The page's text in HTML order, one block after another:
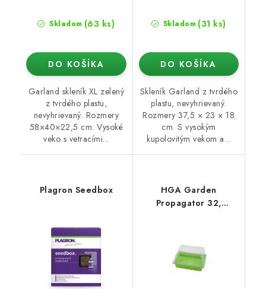
Skladom (63 ks)
DO KOŠÍKA
Garland skleník XL zelený
z tvrdého plastu,
nevyhrievaný. Rozmery
58×40×22,5 cm. Vysoké
veko s vetracími...
Skladom (31 ks)
DO KOŠÍKA
Skleník Garland z tvrdého
plastu, nevyhrievaný.
Rozmery 37,5 × 23 × 18
cm. S vysokým
kupolovitým vekom a...
Plagron Seedbox
HGA Garden
Propagator 32,
23x18x13 cm